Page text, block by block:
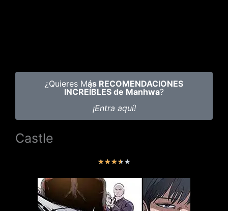
¿Quieres Más RECOMENDACIONES
INCREÍBLES de Manhwa?
¡Entra aquí!
Castle
★★★★★V
r